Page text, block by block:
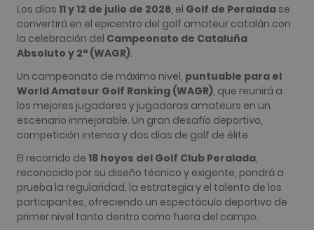
Los días 11 y 12 de julio de 2026, el Golf de Peralada se
convertirá en el epicentro del golf amateur catalán con
la celebración del Campeonato de Cataluña
Absoluto y 2ª (WAGR).
Un campeonato de máximo nivel, puntuable para el
World Amateur Golf Ranking (WAGR), que reunirá a
los mejores jugadores y jugadoras amateurs en un
escenario inmejorable. Un gran desafío deportivo,
competición intensa y dos días de golf de élite.
El recorrido de 18 hoyos del Golf Club Peralada,
reconocido por su diseño técnico y exigente, pondrá a
prueba la regularidad, la estrategia y el talento de los
participantes, ofreciendo un espectáculo deportivo de
primer nivel tanto dentro como fuera del campo.
los visitantes usan el sitio web. Estas cookies no
se pueden usar para identificar directamente a
cierto visitante.
Nombre
Proveedor / Dominio
Google LLC
.golfperalada.com
cookie
asociado
Google
utilizado.
cookie se
para